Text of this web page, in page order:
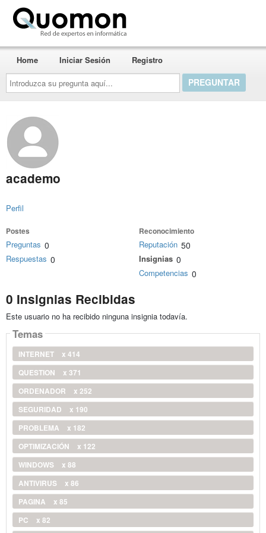
Introduzca
su
pregunta
aquí...
Home Iniciar Sesión Registro
academo
Perfil
Postes
Preguntas 0
Respuestas 0
Reconocimiento
Reputación 50
Insignias 0
Competencias 0
0 Insignias Recibidas
Este usuario no ha recibido ninguna insignia todavía.
Temas
INTERNET
x 414
QUESTION
x 371
ORDENADOR
x 252
SEGURIDAD
x 190
PROBLEMA
x 182
OPTIMIZACIÓN
x 122
WINDOWS
x 88
ANTIVIRUS
x 86
PAGINA
x 85
PC
x 82